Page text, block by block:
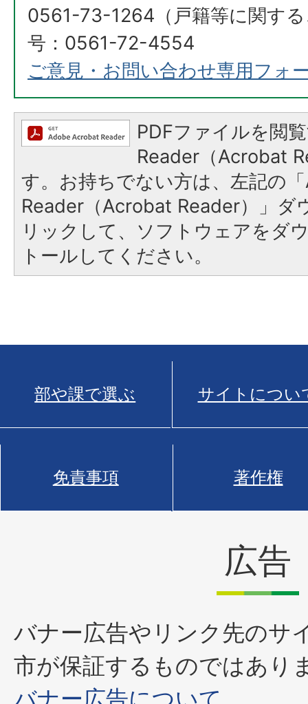
0561-73-1264（戸籍等に関す
号：0561-72-4554
ご意見・お問い合わせ専用フォ
PDFファイルを閲
Reader（Acrobat
す。お持ちでない方は、左記の
Reader（Acrobat Reader）」ダ
リックして、ソフトウェアをダ
トールしてください。
部や課で選ぶ サイトについ
免責事項 著作権
広告
バナー広告やリンク先のサ
市が保証するものではあり
バナー広告について